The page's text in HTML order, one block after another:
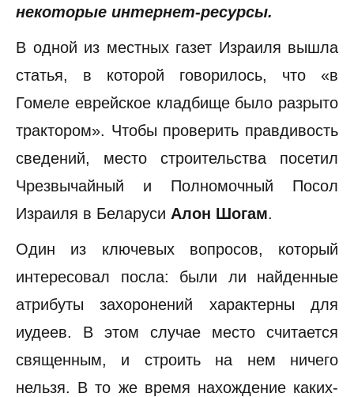
некоторые интернет-ресурсы.
В одной из местных газет Израиля вышла
статья, в которой говорилось, что «в
Гомеле еврейское кладбище было разрыто
трактором». Чтобы проверить правдивость
сведений, место строительства посетил
Чрезвычайный и Полномочный Посол
Израиля в Беларуси Алон Шогам.
Один из ключевых вопросов, который
интересовал посла: были ли найденные
атрибуты захоронений характерны для
иудеев. В этом случае место считается
священным, и строить на нем ничего
нельзя. В то же время нахождение каких-